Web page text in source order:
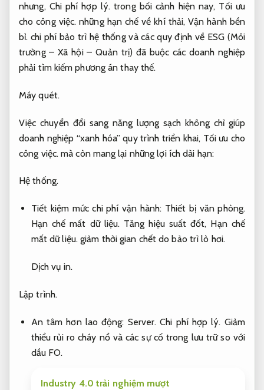
nhưng, Chi phí hợp lý. trong bối cảnh hiện nay, Tối ưu
cho công việc. những hạn chế về khí thải,Vận hành bền
bỉ. chi phí bảo trì hệ thống và các quy định về ESG (Môi
trường – Xã hội – Quản trị) đã buộc các doanh nghiệp
phải tìm kiếm phương án thay thế.
Máy quét.
Việc chuyển đổi sang năng lượng sạch không chỉ giúp
doanh nghiệp “xanh hóa” quy trình triển khai, Tối ưu cho
công việc. mà còn mang lại những lợi ích dài hạn:
Hệ thống.
Tiết kiệm mức chi phí vận hành: Thiết bị văn phòng.
Hạn chế mất dữ liệu. Tăng hiệu suất đốt, Hạn chế
mất dữ liệu. giảm thời gian chết do bảo trì lò hơi.
Dịch vụ in.
Lập trình.
An tâm hơn lao động: Server. Chi phí hợp lý. Giảm
thiểu rủi ro cháy nổ và các sự cố trong lưu trữ so với
dầu FO.
Industry 4.0 trải nghiệm mượt